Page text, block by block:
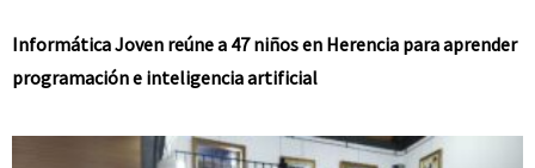
Informática Joven reúne a 47 niños en Herencia para aprender
programación e inteligencia artificial